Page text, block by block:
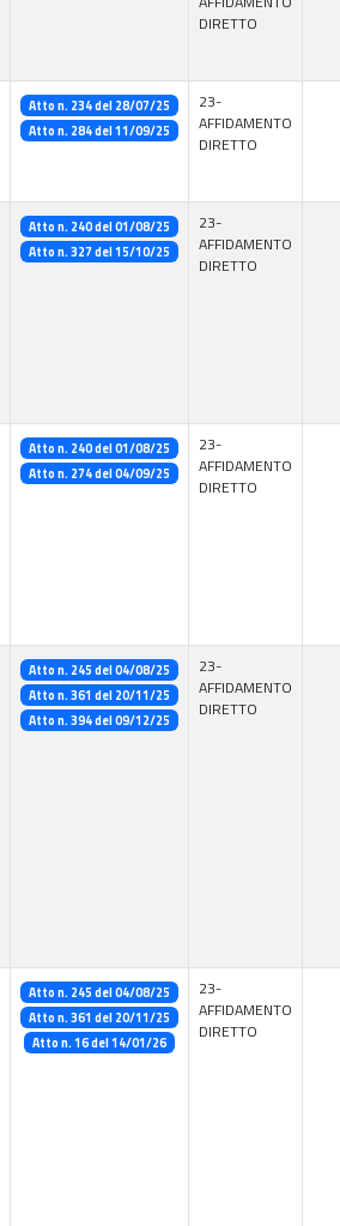
DIRETTO
Atto n. 234 del 28/07/25
Atto n. 284 del 11/09/25
23-
AFFIDAMENTO
DIRETTO
Atto n. 240 del 01/08/25
Atto n. 327 del 15/10/25
23-
AFFIDAMENTO
DIRETTO
Atto n. 240 del 01/08/25
Atto n. 274 del 04/09/25
23-
AFFIDAMENTO
DIRETTO
Atto n. 245 del 04/08/25
Atto n. 361 del 20/11/25
Atto n. 394 del 09/12/25
23-
AFFIDAMENTO
DIRETTO
Atto n. 245 del 04/08/25
Atto n. 361 del 20/11/25
Atto n. 16 del 14/01/26
23-
AFFIDAMENTO
DIRETTO